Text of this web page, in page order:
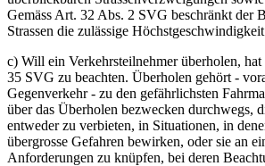
Gemäss Art. 32 Abs. 2 SVG beschränkt der
Strassen die zulässige
c) Will ein Verkehrsteilnehmer überholen,
35 SVG zu beachten. Überholen gehört -
Gegenverkehr - zu den gefährlichsten
über das Überholen bezwecken durchwegs,
entweder zu verbieten, in Situationen, in
übergrosse Gefahren bewirken, oder sie an
Anforderungen zu knüpfen, bei deren